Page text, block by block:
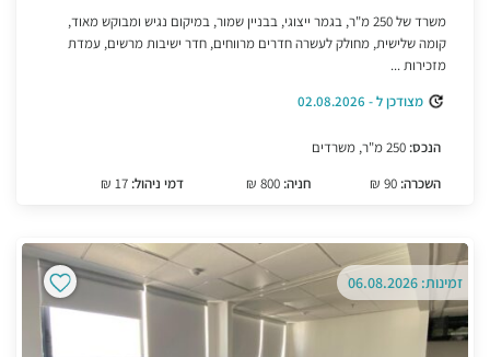
משרד של 250 מ"ר, בגמר ייצוגי, בבניין שמור, במיקום נגיש ומבוקש מאוד,
קומה שלישית, מחולק לעשרה חדרים מרווחים, חדר ישיבות מרשים, עמדת
מזכירות ...
מצודכן ל - 02.08.2026
הנכס:
השכרה:
חניה: דמי ניהול: 17 ₪
זמינות: 06.08.2026